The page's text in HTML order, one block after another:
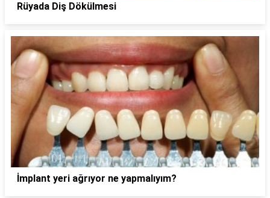
Rüyada Diş Dökülmesi
İmplant yeri ağrıyor ne yapmalıyım?